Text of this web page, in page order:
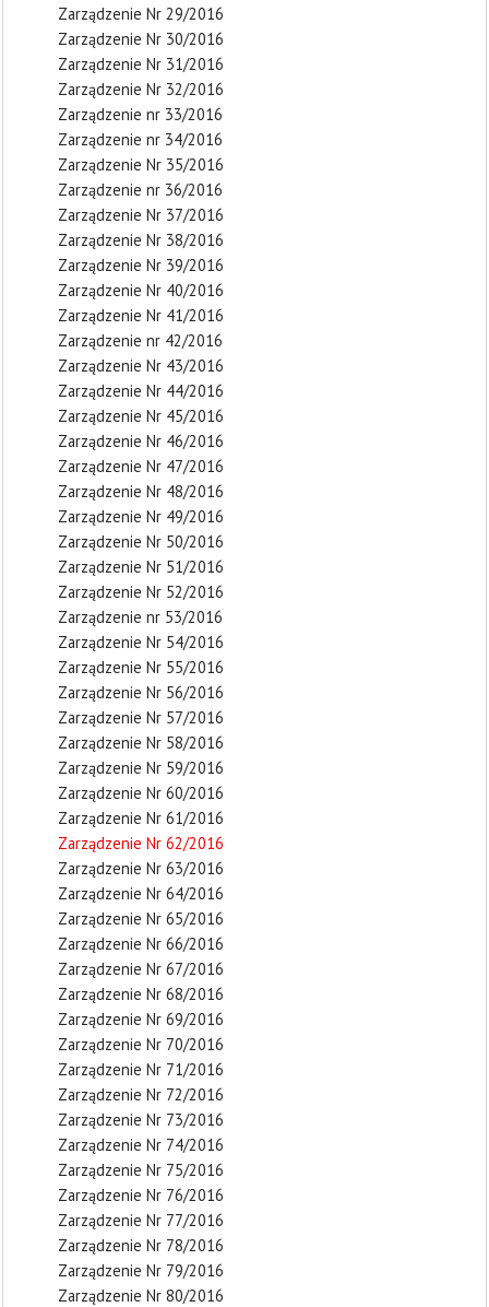
Zarządzenie Nr 29/2016
Zarządzenie Nr 30/2016
Zarządzenie Nr 31/2016
Zarządzenie Nr 32/2016
Zarządzenie nr 33/2016
Zarządzenie nr 34/2016
Zarządzenie Nr 35/2016
Zarządzenie nr 36/2016
Zarządzenie Nr 37/2016
Zarządzenie Nr 38/2016
Zarządzenie Nr 39/2016
Zarządzenie Nr 40/2016
Zarządzenie Nr 41/2016
Zarządzenie nr 42/2016
Zarządzenie Nr 43/2016
Zarządzenie Nr 44/2016
Zarządzenie Nr 45/2016
Zarządzenie Nr 46/2016
Zarządzenie Nr 47/2016
Zarządzenie Nr 48/2016
Zarządzenie Nr 49/2016
Zarządzenie Nr 50/2016
Zarządzenie Nr 51/2016
Zarządzenie Nr 52/2016
Zarządzenie nr 53/2016
Zarządzenie Nr 54/2016
Zarządzenie Nr 55/2016
Zarządzenie Nr 56/2016
Zarządzenie Nr 57/2016
Zarządzenie Nr 58/2016
Zarządzenie Nr 59/2016
Zarządzenie Nr 60/2016
Zarządzenie Nr 61/2016
Zarządzenie Nr 62/2016
Zarządzenie Nr 63/2016
Zarządzenie Nr 64/2016
Zarządzenie Nr 65/2016
Zarządzenie Nr 66/2016
Zarządzenie Nr 67/2016
Zarządzenie Nr 68/2016
Zarządzenie Nr 69/2016
Zarządzenie Nr 70/2016
Zarządzenie Nr 71/2016
Zarządzenie Nr 72/2016
Zarządzenie Nr 73/2016
Zarządzenie Nr 74/2016
Zarządzenie Nr 75/2016
Zarządzenie Nr 76/2016
Zarządzenie Nr 77/2016
Zarządzenie Nr 78/2016
Zarządzenie Nr 79/2016
Zarządzenie Nr 80/2016